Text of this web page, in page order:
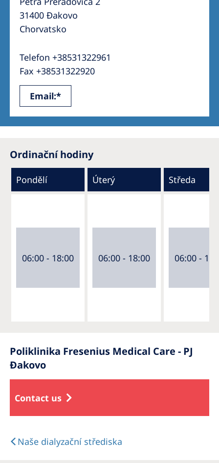
31400 Đakovo
Chorvatsko
Telefon +38531322961
Fax +38531322920
Email:*
Ordinační hodiny
Pondělí Úterý Středa
06:00 - 18:00 06:00 - 18:00 06:00 -
Poliklinika Fresenius Medical Care - PJ
Đakovo
Contact us
Naše dialyzační střediska